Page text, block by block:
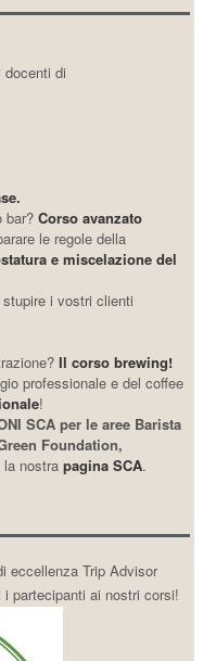
docenti di
bar?Corso avanzato
le regole della
e miscelazione del
i vostri clienti
Il corso brewing!
professionale e del coffee
!
SCA per le aree Barista
Foundation,
la nostrapagina SCA.
eccellenza Trip Advisor
partecipanti ai nostri corsi!